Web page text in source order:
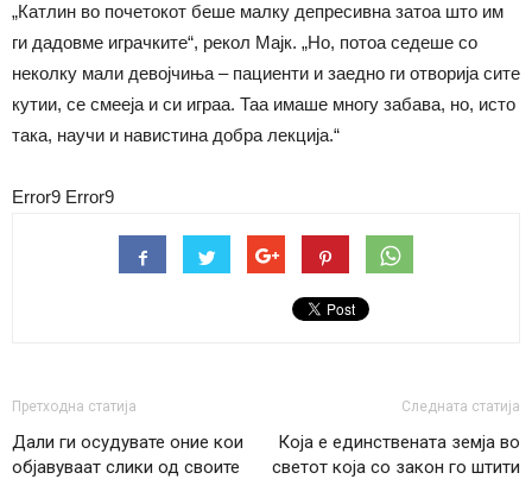
„Катлин во почетокот беше малку депресивна затоа што им
ги дадовме играчките“, рекол Мајк. „Но, потоа седеше со
неколку мали девојчиња – пациенти и заедно ги отворија сите
кутии, се смееја и си играа. Таа имаше многу забава, но, исто
така, научи и навистина добра лекција.“
Error9 Error9
Претходна статија
Дали ги осудувате оние кои
објавуваат слики од своите
Следната статија
Која е единствената земја во
светот која со закон го штити